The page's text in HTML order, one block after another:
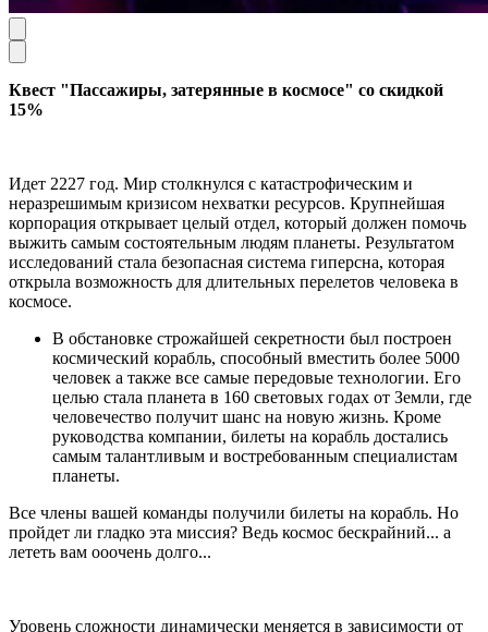
Квест "Пассажиры, затерянные в космосе" со скидкой
15%
Идет 2227 год. Мир столкнулся с катастрофическим и
неразрешимым кризисом нехватки ресурсов. Крупнейшая
корпорация открывает целый отдел, который должен помочь
выжить самым состоятельным людям планеты. Результатом
исследований стала безопасная система гиперсна, которая
открыла возможность для длительных перелетов человека в
космосе.
В обстановке строжайшей секретности был построен
космический корабль, способный вместить более 5000
человек а также все самые передовые технологии. Его
целью стала планета в 160 световых годах от Земли, где
человечество получит шанс на новую жизнь. Кроме
руководства компании, билеты на корабль достались
самым талантливым и востребованным специалистам
планеты.
Все члены вашей команды получили билеты на корабль. Но
пройдет ли гладко эта миссия? Ведь космос бескрайний... а
лететь вам ооочень долго...
Уровень сложности динамически меняется в зависимости от